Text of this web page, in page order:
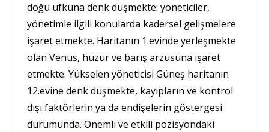
doğu ufkuna denk düşmekte: yöneticiler,
yönetimle ilgili konularda kadersel gelişmelere
işaret etmekte. Haritanın 1.evinde yerleşmekte
olan Venüs, huzur ve barış arzusuna işaret
etmekte. Yükselen yöneticisi Güneş haritanın
12.evine denk düşmekte, kayıpların ve kontrol
dışı faktörlerin ya da endişelerin göstergesi
durumunda. Önemli ve etkili pozisyondaki